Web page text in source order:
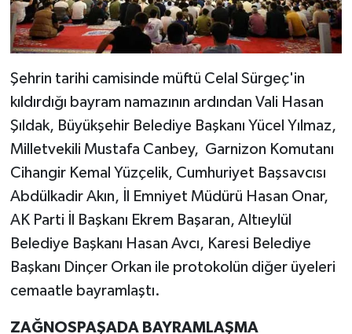
Şehrin tarihi camisinde müftü Celal Sürgeç'in
kıldırdığı bayram namazının ardından Vali Hasan
Şıldak, Büyükşehir Belediye Başkanı Yücel Yılmaz,
Milletvekili Mustafa Canbey, Garnizon Komutanı
Cihangir Kemal Yüzçelik, Cumhuriyet Başsavcısı
Abdülkadir Akın, İl Emniyet Müdürü Hasan Onar,
AK Parti İl Başkanı Ekrem Başaran, Altıeylül
Belediye Başkanı Hasan Avcı, Karesi Belediye
Başkanı Dinçer Orkan ile protokolün diğer üyeleri
cemaatle bayramlaştı.
ZAĞNOSPAŞADA BAYRAMLAŞMA